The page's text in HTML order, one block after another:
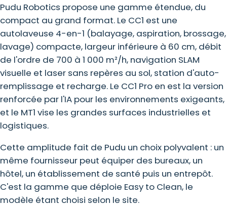
Pudu Robotics propose une gamme étendue, du
compact au grand format. Le CC1 est une
autolaveuse 4-en-1 (balayage, aspiration, brossage,
lavage) compacte, largeur inférieure à 60 cm, débit
de l'ordre de 700 à 1 000 m²/h, navigation SLAM
visuelle et laser sans repères au sol, station d'auto-
remplissage et recharge. Le CC1 Pro en est la version
renforcée par l'IA pour les environnements exigeants,
et le MT1 vise les grandes surfaces industrielles et
logistiques.
Cette amplitude fait de Pudu un choix polyvalent : un
même fournisseur peut équiper des bureaux, un
hôtel, un établissement de santé puis un entrepôt.
C'est la gamme que déploie Easy to Clean, le
modèle étant choisi selon le site.